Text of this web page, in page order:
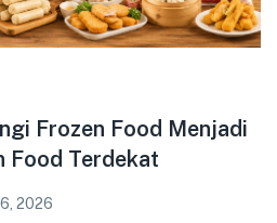
Frozen Food Menjadi
Food Terdekat
2026